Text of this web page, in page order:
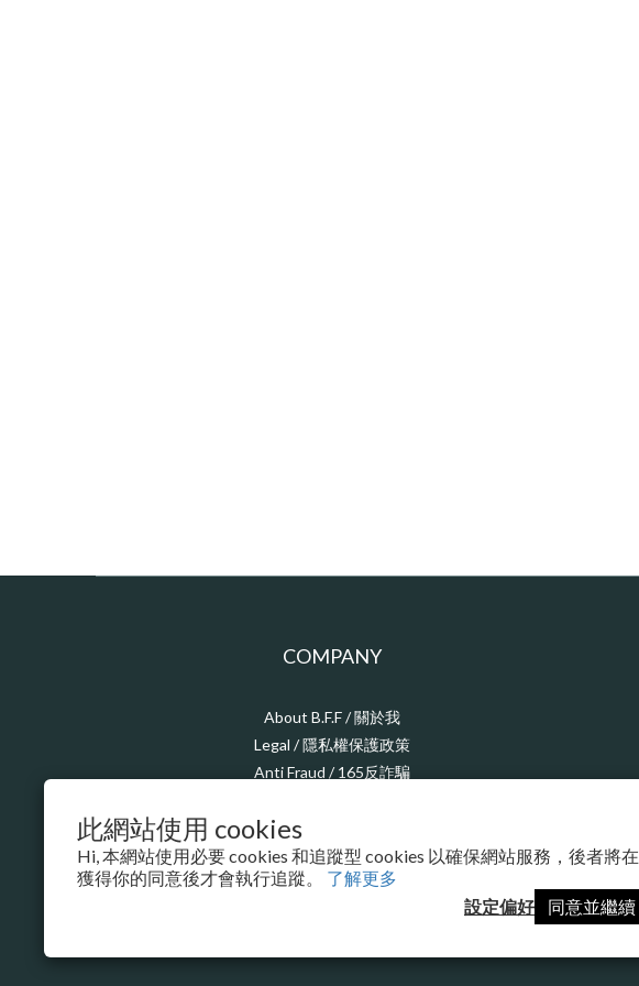
此網站使用 cookies
Hi, 本網站使用必要 cookies 和追蹤型 cookies 以確保網站服務，後者將在
獲得你的同意後才會執行追蹤。 了解更多
設定偏好
同意並繼續
COMPANY
About B.F.F / 關於我
Legal / 隱私權保護政策
Anti Fraud / 165反詐騙